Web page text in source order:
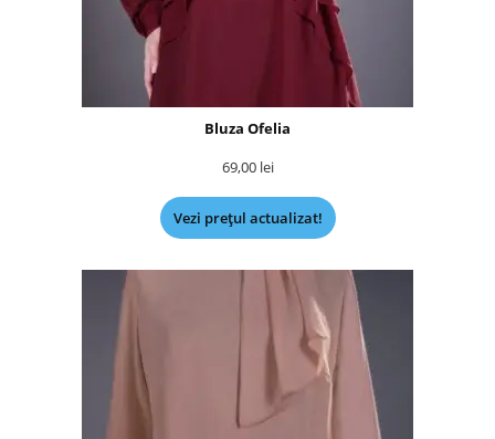
Bluza Ofelia
69,00 lei
Vezi prețul actualizat!